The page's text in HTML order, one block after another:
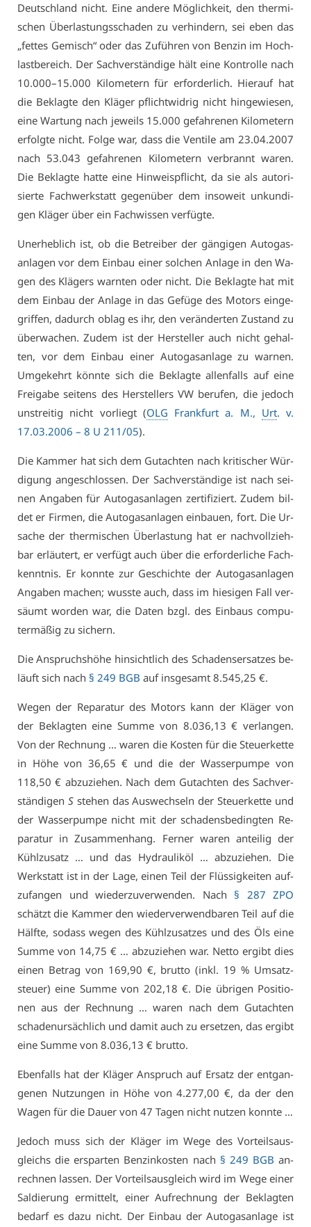
Deutsch­land nicht. Ei­ne an­de­re Mög­lich­keit, den ther­mi­
schen Über­las­tungs­scha­den zu ver­hin­dern, sei eben das
„fet­tes Ge­misch“ oder das Zu­füh­ren von Ben­zin im Hoch­
last­be­reich. Der Sach­ver­stän­di­ge hält ei­ne Kon­trol­le nach
10.000–15.000 Ki­lo­me­tern für er­for­der­lich. Hier­auf hat
die Be­klag­te den Klä­ger pflicht­wid­rig nicht hin­ge­wie­sen,
ei­ne War­tung nach je­weils 15.000 ge­fah­re­nen Ki­lo­me­tern
er­folg­te nicht. Fol­ge war, dass die Ven­ti­le am 23.04.2007
nach 53.043 ge­fah­re­nen Ki­lo­me­tern ver­brannt wa­ren.
Die Be­klag­te hat­te ei­ne Hin­weis­pflicht, da sie als au­to­ri­
sier­te Fach­werk­statt ge­gen­über dem in­so­weit un­kun­di­
gen Klä­ger über ein Fach­wis­sen ver­füg­te.
Un­er­heb­lich ist, ob die Be­trei­ber der gän­gi­gen Au­to­gas­
an­la­gen vor dem Ein­bau ei­ner sol­chen An­la­ge in den Wa­
gen des Klä­gers warn­ten oder nicht. Die Be­klag­te hat mit
dem Ein­bau der An­la­ge in das Ge­fü­ge des Mo­tors ein­ge­
grif­fen, da­durch ob­lag es ihr, den ver­än­der­ten Zu­stand zu
über­wa­chen. Zu­dem ist der Her­stel­ler auch nicht ge­hal­
ten, vor dem Ein­bau ei­ner Au­to­gas­an­la­ge zu war­nen.
Um­ge­kehrt könn­te sich die Be­klag­te al­len­falls auf ei­ne
Frei­ga­be sei­tens des Her­stel­lers VW be­ru­fen, die je­doch
un­strei­tig nicht vor­liegt (OLG Frank­furt a. M., Urt. v.
17.03.2006 – 8 U 211/05).
Die Kam­mer hat sich dem Gut­ach­ten nach kri­ti­scher Wür­
di­gung an­ge­schlos­sen. Der Sach­ver­stän­di­ge ist nach sei­
nen An­ga­ben für Au­to­gas­an­la­gen zer­ti­fi­ziert. Zu­dem bil­
det er Fir­men, die Au­to­gas­an­la­gen ein­bau­en, fort. Die Ur­
sa­che der ther­mi­schen Über­las­tung hat er nach­voll­zieh­
bar er­läu­tert, er ver­fügt auch über die er­for­der­li­che Fach­
kennt­nis. Er konn­te zur Ge­schich­te der Au­to­gas­an­la­gen
An­ga­ben ma­chen; wuss­te auch, dass im hie­si­gen Fall ver­
säumt wor­den war, die Da­ten bzgl. des Ein­baus com­pu­
ter­mä­ßig zu si­chern.
Die An­spruchs­hö­he hin­sicht­lich des Scha­dens­er­sat­zes be­
läuft sich nach § 249 BGB auf ins­ge­samt 8.545,25 €.
We­gen der Re­pa­ra­tur des Mo­tors kann der Klä­ger von
der Be­klag­ten ei­ne Sum­me von 8.036,13 € ver­lan­gen.
Von der Rech­nung … wa­ren die Kos­ten für die Steu­er­ket­te
in Hö­he von 36,65 € und die der Was­ser­pum­pe von
118,50 € ab­zu­zie­hen. Nach dem Gut­ach­ten des Sach­ver­
stän­di­gen Sste­hen das Aus­wech­seln der Steu­er­ket­te und
der Was­ser­pum­pe nicht mit der scha­dens­be­ding­ten Re­
pa­ra­tur in Zu­sam­men­hang. Fer­ner wa­ren an­tei­lig der
Kühl­zu­satz … und das Hy­drau­lik­öl … ab­zu­zie­hen. Die
Werk­statt ist in der La­ge, ei­nen Teil der Flüs­sig­kei­ten auf­
zu­fan­gen und wie­der­zu­ver­wen­den. Nach § 287 ZPO
schätzt die Kam­mer den wie­der­ver­wend­ba­ren Teil auf die
Hälf­te, so­dass we­gen des Kühl­zu­sat­zes und des Öls ei­ne
Sum­me von 14,75 € … ab­zu­zie­hen war. Net­to er­gibt dies
ei­nen Be­trag von 169,90 €, brut­to (inkl. 19 % Um­satz­
steu­er) ei­ne Sum­me von 202,18 €. Die üb­ri­gen Po­si­tio­
nen aus der Rech­nung … wa­ren nach dem Gut­ach­ten
scha­den­ur­säch­lich und da­mit auch zu er­set­zen, das er­gibt
ei­ne Sum­me von 8.036,13 € brut­to.
Eben­falls hat der Klä­ger An­spruch auf Er­satz der ent­gan­
ge­nen Nut­zun­gen in Hö­he von 4.277,00 €, da der den
Wa­gen für die Dau­er von 47 Ta­gen nicht nut­zen konn­te …
Je­doch muss sich der Klä­ger im We­ge des Vor­teils­aus­
gleichs die er­spar­ten Ben­zin­kos­ten nach § 249 BGB an­
rech­nen las­sen. Der Vor­teils­aus­gleich wird im We­ge ei­ner
Sal­die­rung er­mit­telt, ei­ner Auf­rech­nung der Be­klag­ten
be­darf es da­zu nicht. Der Ein­bau der Au­to­gas­an­la­ge ist